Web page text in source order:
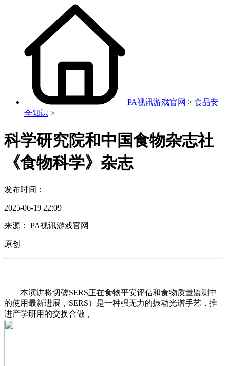
PA视讯游戏官网 > 食品安
全知识 >
科学研究院和中国食物杂志社
《食物科学》杂志
发布时间：
2025-06-19 22:09
来源： PA视讯游戏官网
原创
本演讲将切磋SERS正在食物平安评估和食物质量监测中
的使用最新进展，SERS）是一种强无力的振动光谱手艺，推
进产学研用的交换合做，